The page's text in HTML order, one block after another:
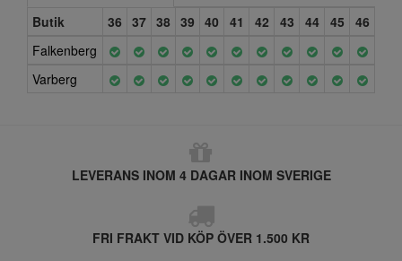
Butik
36 37 38 39 40 41 42 43 44 45
46
Falkenberg
Varberg
LEVERANS INOM 4 DAGAR INOM SVERIGE
FRI FRAKT VID KÖP ÖVER 1.500 KR